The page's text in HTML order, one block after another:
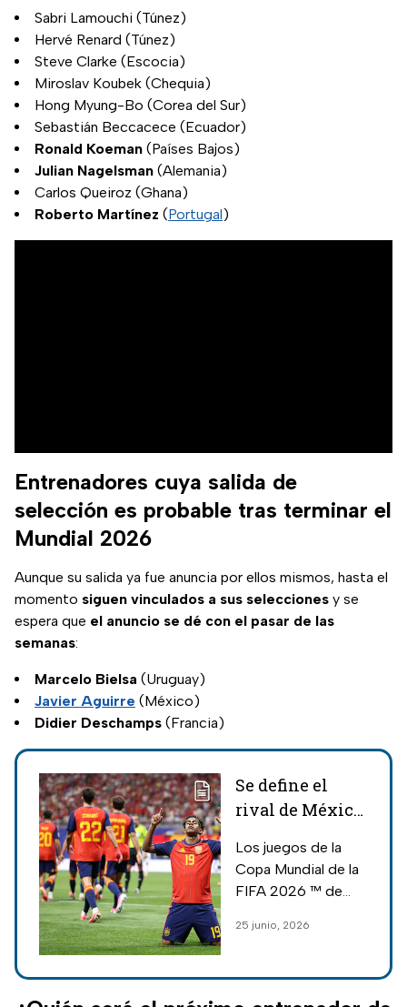
Sabri Lamouchi (Túnez)
Hervé Renard (Túnez)
Steve Clarke (Escocia)
Miroslav Koubek (Chequia)
Hong Myung-Bo (Corea del Sur)
Sebastián Beccacece (Ecuador)
Ronald Koeman (Países Bajos)
Julian Nagelsman (Alemania)
Carlos Queiroz (Ghana)
Roberto Martínez (Portugal)
Entrenadores cuya salida de
selección es probable tras terminar el
Mundial 2026
Aunque su salida ya fue anuncia por ellos mismos, hasta el
momento siguen vinculados a sus selecciones y se
espera que el anuncio se dé con el pasar de las
semanas:
Marcelo Bielsa (Uruguay)
Javier Aguirre (México)
Didier Deschamps (Francia)
Se define el
rival de México;
Mundial 2026
que se juegan
Los juegos de la
Copa Mundial de la
FIFA 2026 ™ de
podrían definir por
la Selección
Mexicana en
25 junio, 2026